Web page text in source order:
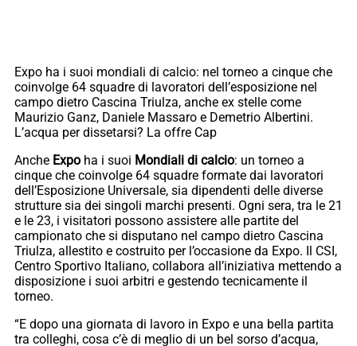
Expo ha i suoi mondiali di calcio: nel torneo a cinque che
coinvolge 64 squadre di lavoratori dell’esposizione nel
campo dietro Cascina Triulza, anche ex stelle come
Maurizio Ganz, Daniele Massaro e Demetrio Albertini.
L’acqua per dissetarsi? La offre Cap
Anche Expo ha i suoi Mondiali di calcio: un torneo a
cinque che coinvolge 64 squadre formate dai lavoratori
dell’Esposizione Universale, sia dipendenti delle diverse
strutture sia dei singoli marchi presenti. Ogni sera, tra le 21
e le 23, i visitatori possono assistere alle partite del
campionato che si disputano nel campo dietro Cascina
Triulza, allestito e costruito per l’occasione da Expo. Il CSI,
Centro Sportivo Italiano, collabora all’iniziativa mettendo a
disposizione i suoi arbitri e gestendo tecnicamente il
torneo.
“E dopo una giornata di lavoro in Expo e una bella partita
tra colleghi, cosa c’è di meglio di un bel sorso d’acqua,